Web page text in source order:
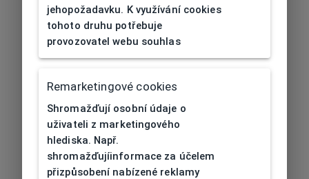
jehopožadavku. K využívání cookies
tohoto druhu potřebuje
provozovatel webu souhlas
Remarketingové cookies
Shromažďují osobní údaje o
uživateli z marketingového
hlediska. Např.
shromažďujíinformace za účelem
přizpůsobení nabízené reklamy